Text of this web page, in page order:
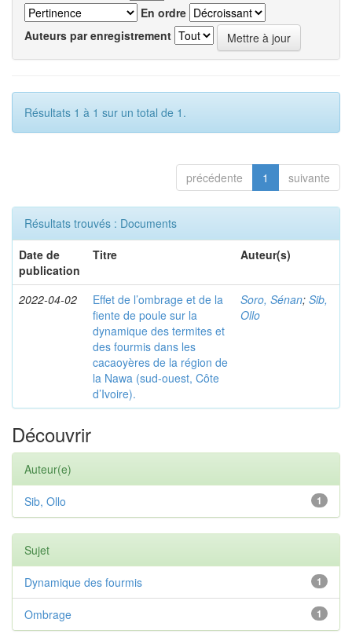
En ordre
Auteurs par enregistrement
Résultats 1 à 1 sur un total de 1.
précédente 1 suivante
Résultats trouvés : Documents
Date de
publication
Titre Auteur(s)
2022-04-02
Effet de l’ombrage et de la
fiente de poule sur la
dynamique des termites et
des fourmis dans les
cacaoyères de la région de
la Nawa (sud-ouest, Côte
d’Ivoire).
Soro, Sénan; Sib,
Ollo
Découvrir
Auteur(e)
1
Sib, Ollo
Sujet
1
Dynamique des fourmis
1
Ombrage